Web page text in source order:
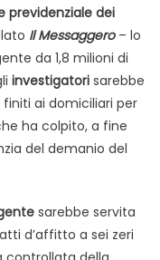
previdenziale dei
Il Messaggero – lo
da 1,8 milioni di
investigatorisarebbe
finiti ai domiciliari per
ha colpito, a fine
del demanio del
sarebbe servita
d’affitto a sei zeri